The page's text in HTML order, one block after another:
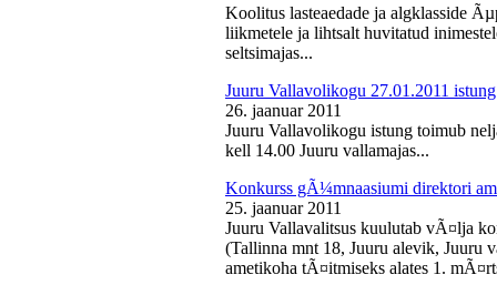
Koolitus lasteaedade ja algklasside
liikmetele ja lihtsalt huvitatud
seltsimajas...
Juuru Vallavolikogu 27.01.2011 istung
26. jaanuar 2011
Juuru Vallavolikogu istung toimub
kell 14.00 Juuru vallamajas...
Konkurss gÃ¼mnaasiumi direktori
25. jaanuar 2011
Juuru Vallavalitsus kuulutab vÃ¤lja
(Tallinna mnt 18, Juuru alevik, Juuru
ametikoha tÃ¤itmiseks alates 1.